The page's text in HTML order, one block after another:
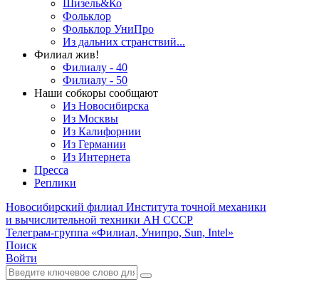
Шизель&Ко
Фольклор
Фольклор УниПро
Из дальних странствий...
Филиал жив!
Филиалу - 40
Филиалу - 50
Наши собкоры сообщают
Из Новосибирска
Из Москвы
Из Калифорнии
Из Германии
Из Интернета
Пресса
Реплики
Новосибирский филиал Института точной механики
и вычислительной техники АН СССР
Телеграм-группа «Филиал, Унипро, Sun, Intel»
Поиск
Войти